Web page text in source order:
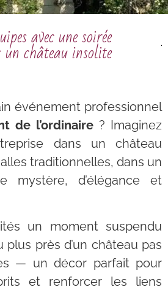
avec une soirée
un château insolite
événement professionnel
de l’ordinaire ? Imaginez
dans un château
traditionnelles, dans un
mystère, d’élégance et
un moment suspendu
près d’un château pas
— un décor parfait pour
et renforcer les liens